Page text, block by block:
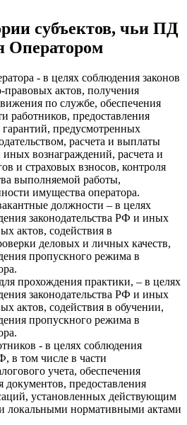
субъектов, чьи ПД
Оператором
- в целях соблюдения законов
актов, получения
по службе, обеспечения
работников, предоставления
предусмотренных
расчета и выплаты
вознаграждений, расчета и
и страховых взносов, контроля
выполняемой работы,
имущества оператора.
должности – в целях
законодательства РФ и иных
актов, содействия в
деловых и личных качеств,
пропускного режима в
прохождения практики, – в целях
законодательства РФ и иных
актов, содействия в обучении,
пропускного режима в
- в целях соблюдения
в том числе в части
учета, обеспечения
документов, предоставления
установленных действующим
и локальными нормативными актами